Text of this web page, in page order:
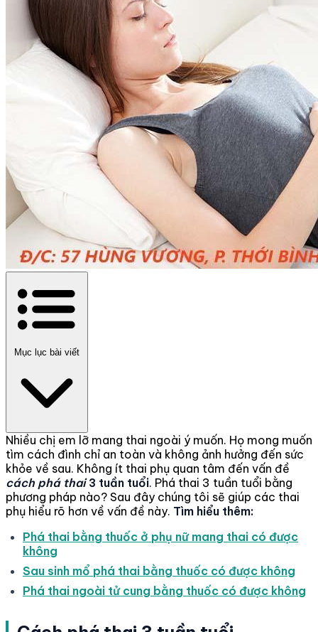
Mục lục bài viết
Nhiều chị em lỡ mang thai ngoài ý muốn. Họ mong muốn
tìm cách đình chỉ an toàn và không ảnh hưởng đến sức
khỏe về sau. Không ít thai phụ quan tâm đến vấn đề
cách phá thai3 tuần tuổi. Phá thai 3 tuần tuổi bằng
phương pháp nào? Sau đây chúng tôi sẽ giúp các thai
phụ hiểu rõ hơn về vấn đề này. Tìm hiểu thêm:
Phá thai bằng thuốc ở phụ nữ mang thai có được
không
Sau sinh mổ phá thai bằng thuốc có được không
Phá thai ngoài tử cung bằng thuốc có được không